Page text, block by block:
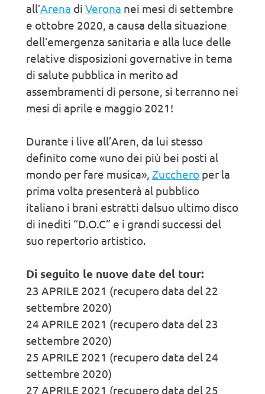
all’Arena di Verona nei mesi di settembre
e ottobre 2020, a causa della situazione
dell’emergenza sanitaria e alla luce delle
relative disposizioni governative in tema
di salute pubblica in merito ad
assembramenti di persone, si terranno nei
mesi di aprile e maggio 2021!
Durante i live all’Aren, da lui stesso
definito come «uno dei più bei posti al
mondo per fare musica», Zucchero per la
prima volta presenterà al pubblico
italiano i brani estratti dalsuo ultimo disco
di inediti “D.O.C” e i grandi successi del
suo repertorio artistico.
Di seguito le nuove date del tour:
23 APRILE 2021 (recupero data del 22
settembre 2020)
24 APRILE 2021 (recupero data del 23
settembre 2020)
25 APRILE 2021 (recupero data del 24
settembre 2020)
27 APRILE 2021 (recupero data del 25